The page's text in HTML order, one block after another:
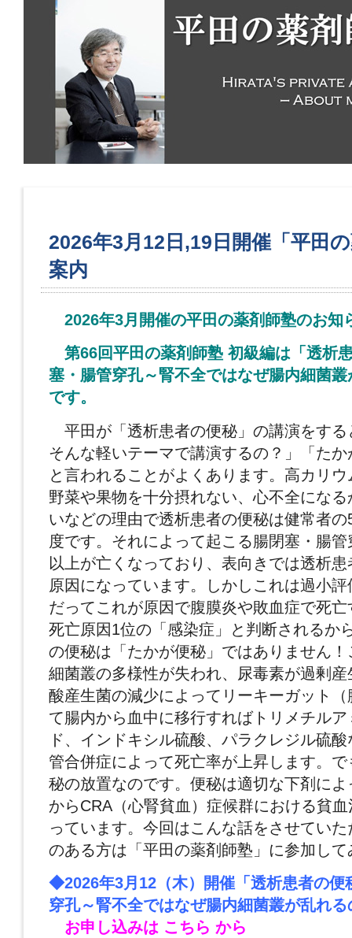
2026年3月12日,19日開催「平田
案内
2026年3月開催の平田の薬剤師塾のお知
第66回平田の薬剤師塾 初級編は「透析
塞・腸管穿孔～腎不全ではなぜ腸内細菌叢
です。
平田が「透析患者の便秘」の講演をする
そんな軽いテーマで講演するの？」「た
と言われること がよくあります。高カリ
野菜や果物を十分摂れない、心不全にな
いなどの理由で透析患者の便秘は健常者
度です。 それによって起こる腸閉塞・腸
以上が亡くなっており、表向きでは透析
原因になっています。しかしこれは過小
だってこれが原因で腹膜炎や敗血症で死
死亡原因1位の「感染症」
と判断されるか
の便秘は「たかが便秘」 ではありません
細菌叢の多様性が失われ、尿毒素が過剰産
酸産生菌の減少によってリーキーガッ ト
て腸内から血中に移行すればトリメチルア
ド、インドキシル硫酸、パラクレジル硫酸
管合併症によって死亡率が上昇します。 で
秘の放置なのです。便秘は適切な下剤によ
からCRA（心腎貧血）症候群における貧
っています。今回はこんな話をさせてい
のある方は「平田の薬剤師塾」に参加し
◆2026年3月12（木）開催「透析患者の便
穿孔～腎不全ではなぜ腸内細菌叢が乱れる
お申し込みは こちら から